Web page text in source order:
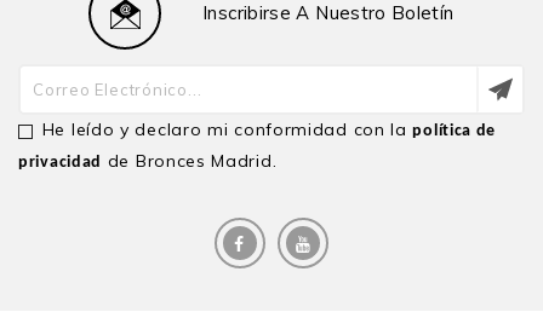
Inscribirse A Nuestro Boletín
He leído y declaro mi conformidad con lapolítica de
privacidad de Bronces Madrid.